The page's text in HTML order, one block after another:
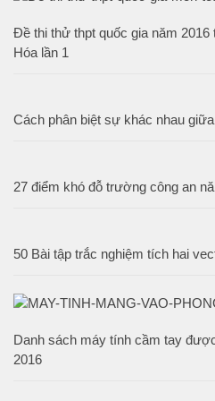
Đề thi thử thpt quốc gia năm
Hóa lần 1
Cách phân biệt sự khác nhau
27 điểm khó đỗ trường công an
50 Bài tập trắc nghiệm tích hai
Danh sách máy tính cầm tay
2016